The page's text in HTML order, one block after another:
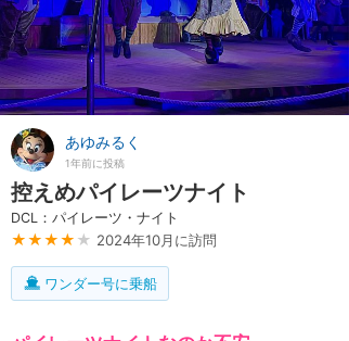
あゆみるく
1年前に投稿
控えめパイレーツナイト
DCL：パイレーツ・ナイト
★★★★ ★ 2024年10月に訪問
ワンダー号に乗船